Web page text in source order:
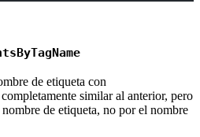
de etiqueta con
similar al anterior, pero
de etiqueta, no por el nombre